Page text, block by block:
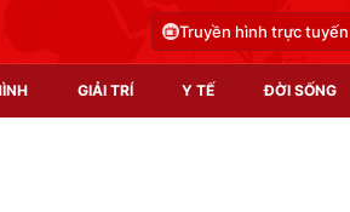
Truyền hình trực tuyến
GIẢI TRÍ Y TẾ ĐỜI SỐNG